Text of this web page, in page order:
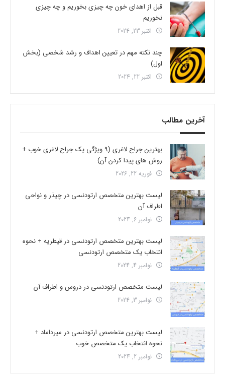
قبل از اهدای خون چه چیزی بخوریم و چه چیزی
نخوریم
اکتبر 23, 2024
چند نکته مهم در تعیین اهداف و رشد شخصی (بخش
اول)
اکتبر 22, 2024
آخرین مطالب
بهترین جراح لاغری (9 ویژگی یک جراح لاغری خوب +
روش های پیدا کردن آن)
فوریه 22, 2026
لیست بهترین متخصص ارتودنسی در چیذر و نواحی
اطراف آن
نوامبر 6, 2024
لیست بهترین متخصص ارتودنسی در قیطریه + نحوه
انتخاب یک متخصص ارتودنسی
نوامبر 4, 2024
لیست متخصص ارتودنسی در دروس و اطراف آن
نوامبر 3, 2024
لیست بهترین متخصص ارتودنسی در میرداماد +
نحوه انتخاب یک متخصص خوب
نوامبر 2, 2024